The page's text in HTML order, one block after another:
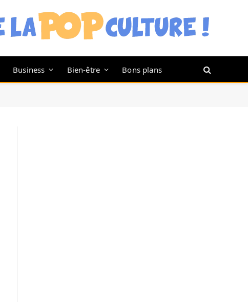
Business Bien-être Bons plans